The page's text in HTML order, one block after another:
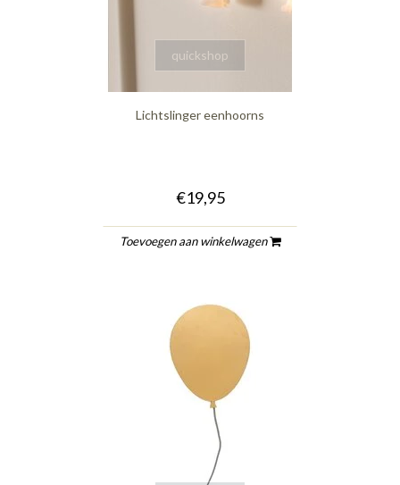
quickshop
Lichtslinger eenhoorns
€19,95
Toevoegen aan winkelwagen